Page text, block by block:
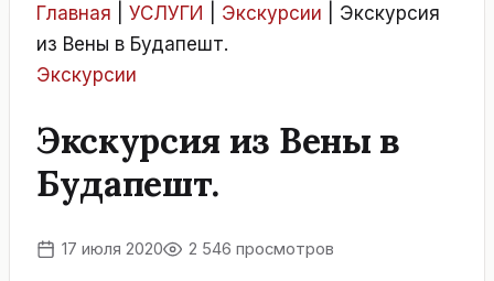
Главная УСЛУГИ Экскурсии
Экскурсия
из Вены в Будапешт.
Экскурсии
Экскурсия из Вены в
Будапешт.
17 июля 2020 2 546 просмотров